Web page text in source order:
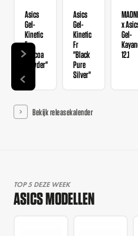
Asics
Gel-
Kinetic
Fr
"Cocoa
Powder"
Asics
Gel-
Kinetic
Fr
"Black
Pure
Silver"
x
Gel-
12.1
Bekijk releasekalender
TOP 5 DEZE WEEK
ASICS MODELLEN